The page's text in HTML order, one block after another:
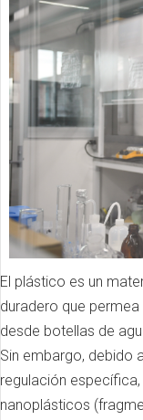
El plástico es un
duradero que
desde botellas de
Sin embargo, debido
regulación
nanoplásticos